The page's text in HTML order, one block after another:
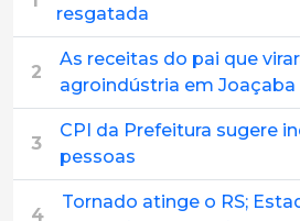
resgatada
2
As receitas do pai que
agroindústria em Joaçaba
3
CPI da Prefeitura sugere
pessoas
4
Tornado atinge o RS;